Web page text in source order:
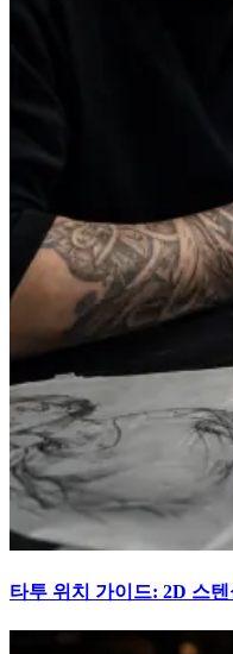
타투 위치 가이드: 2D 스